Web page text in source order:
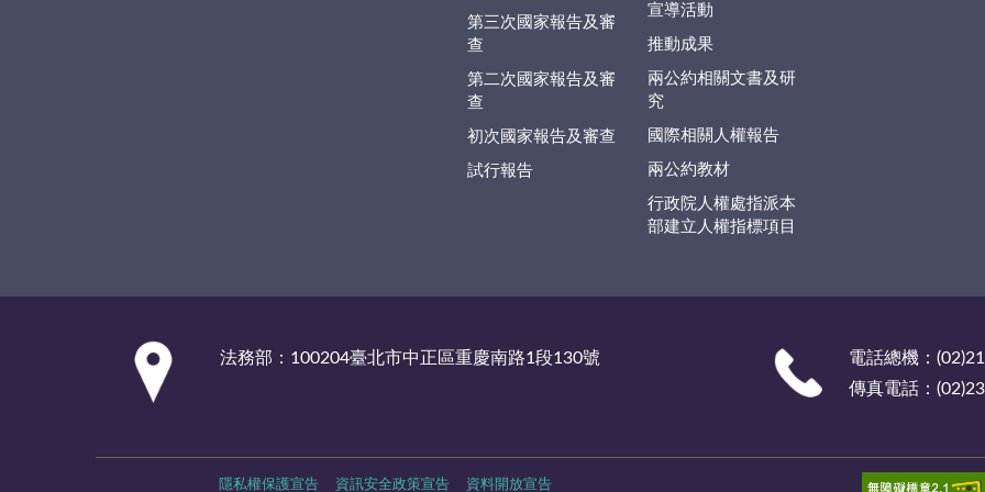
第三次國家報告及審
查
第二次國家報告及審
查
初次國家報告及審查
試行報告
宣導活動
推動成果
兩公約相關文書及研
究
國際相關人權報告
兩公約教材
行政院人權處指派本
部建立人權指標項目
法務部：100204臺北市中正區重慶南路1段130號
電話總機：
傳真電話：
隱私權保護宣告 資訊安全政策宣告 資料開放宣告